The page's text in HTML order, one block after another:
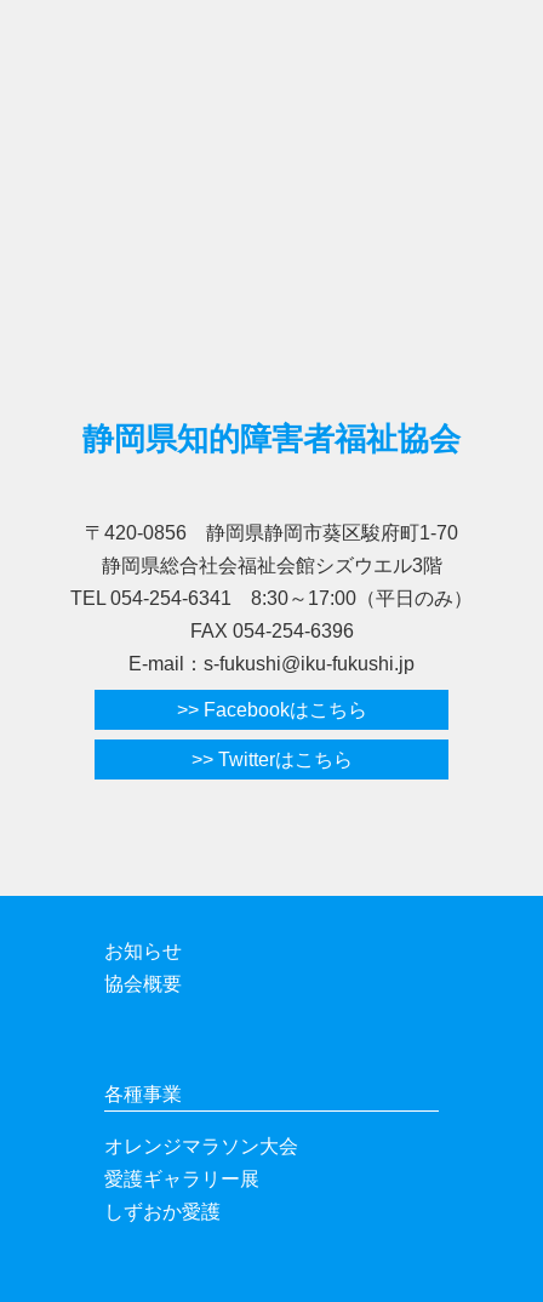
静岡県知的障害者福祉協会
〒420-0856 静岡県静岡市葵区駿府町1-70
静岡県総合社会福祉会館シズウエル3階
TEL 054-254-6341 8:30～17:00（平日のみ）
FAX 054-254-6396
E-mail：s-fukushi@iku-fukushi.jp
>> Facebookはこちら
>> Twitterはこちら
お知らせ
協会概要
各種事業
オレンジマラソン大会
愛護ギャラリー展
しずおか愛護